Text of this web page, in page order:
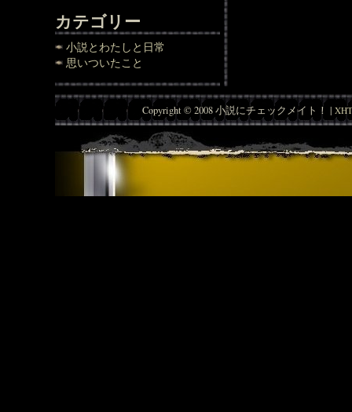
カテゴリー
小説とわたしと日常
思いついたこと
Copyright © 2008 小説にチェックメイト！ |